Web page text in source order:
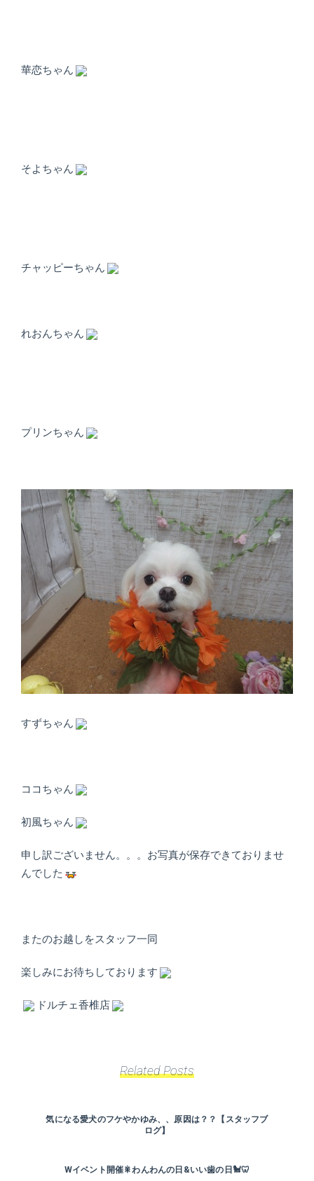
ト
サ
ペ
ホ
ル
華恋ちゃん
そよちゃん
チャッピーちゃん
れおんちゃん
プリンちゃん
すずちゃん
ココちゃん
初風ちゃん
申し訳ございません。。。お写真が保存できておりませ
んでした
またのお越しをスタッフ一同
楽しみにお待ちしております
ドルチェ香椎店
Related Posts
気になる愛犬のフケやかゆみ、、原因は？？【スタッフブ
ログ】
Wイベント開催🎇わんわんの日&いい歯の日🐩🦷